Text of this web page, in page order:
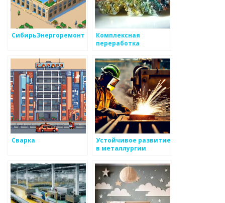
СибирьЭнергоремонт
Комплексная
переработка
отходов
Сварка
Устойчивое развитие
в металлургии